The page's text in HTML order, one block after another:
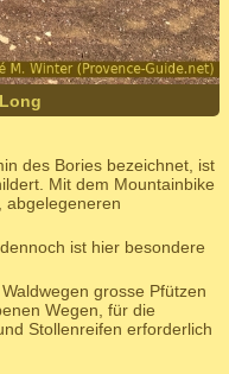
des Bories bezeichnet, ist
Mit dem Mountainbike
abgelegeneren
ist hier besondere
grosse Pfützen
Wegen, für die
Stollenreifen erforderlich